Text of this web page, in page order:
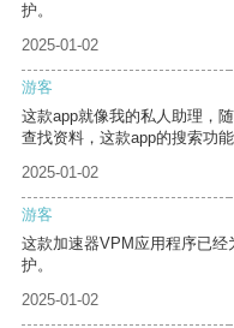
护。
2025-01-02
游客
这款app就像我的私人助理，
查找资料，这款app的搜索功
2025-01-02
游客
这款加速器VPM应用程序已
护。
2025-01-02